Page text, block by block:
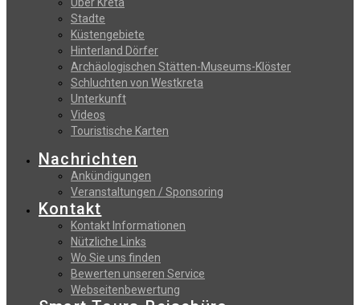
Stadte
Küstengebiete
Hinterland Dörfer
Archäologischen Stätten-Museums-Klöster
Schluchten von Westkreta
Unterkunft
Videos
Touristische Karten
Nachrichten
Ankündigungen
Veranstaltungen / Sponsoring
Kontakt
Kontakt Informationen
Nützliche Links
Wo Sie uns finden
Bewerten unseren Service
Webseitenbewertung